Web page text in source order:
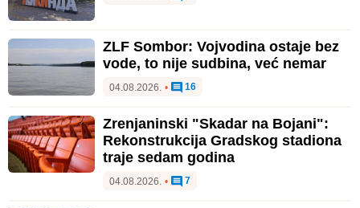
ZLF Sombor: Vojvodina ostaje bez
vode, to nije sudbina, već nemar
04.08.2026. • 16
Zrenjaninski "Skadar na Bojani":
Rekonstrukcija Gradskog stadiona
traje sedam godina
04.08.2026. • 7